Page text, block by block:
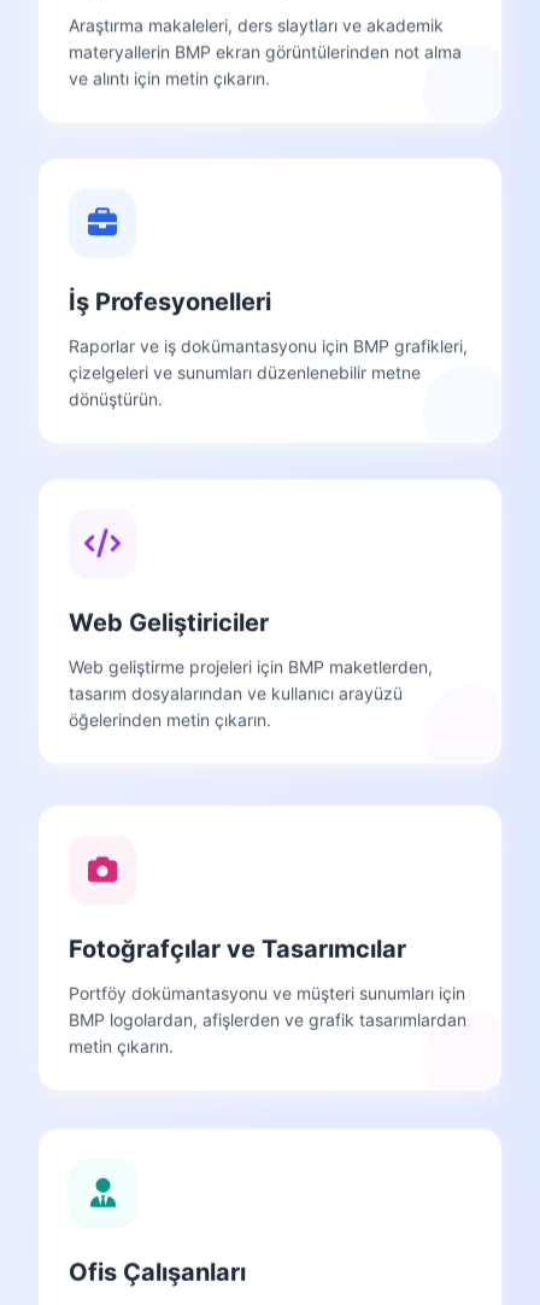
Araştırma makaleleri, ders slaytları ve akademik
materyallerin BMP ekran görüntülerinden not alma
ve alıntı için metin çıkarın.
İş Profesyonelleri
Raporlar ve iş dokümantasyonu için BMP grafikleri,
çizelgeleri ve sunumları düzenlenebilir metne
dönüştürün.
Web Geliştiriciler
Web geliştirme projeleri için BMP maketlerden,
tasarım dosyalarından ve kullanıcı arayüzü
öğelerinden metin çıkarın.
Fotoğrafçılar ve Tasarımcılar
Portföy dokümantasyonu ve müşteri sunumları için
BMP logolardan, afişlerden ve grafik tasarımlardan
metin çıkarın.
Ofis Çalışanları